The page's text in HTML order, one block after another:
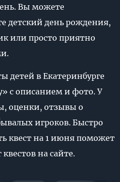
Вы можете
детский день рождения,
или просто приятно
детей в Екатеринбурге
с описанием и фото. У
оценки, отзывы о
игроков. Быстро
квест на 1 июня поможет
на сайте.